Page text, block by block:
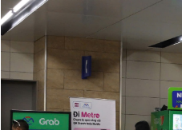
Ngôi nhà
22:31
Giá vàng
22:30
Một doanh
22:08
Lời khuyên